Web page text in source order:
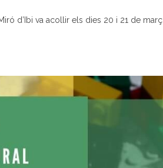
d’Ibi va acollir els dies 20 i 21 de març